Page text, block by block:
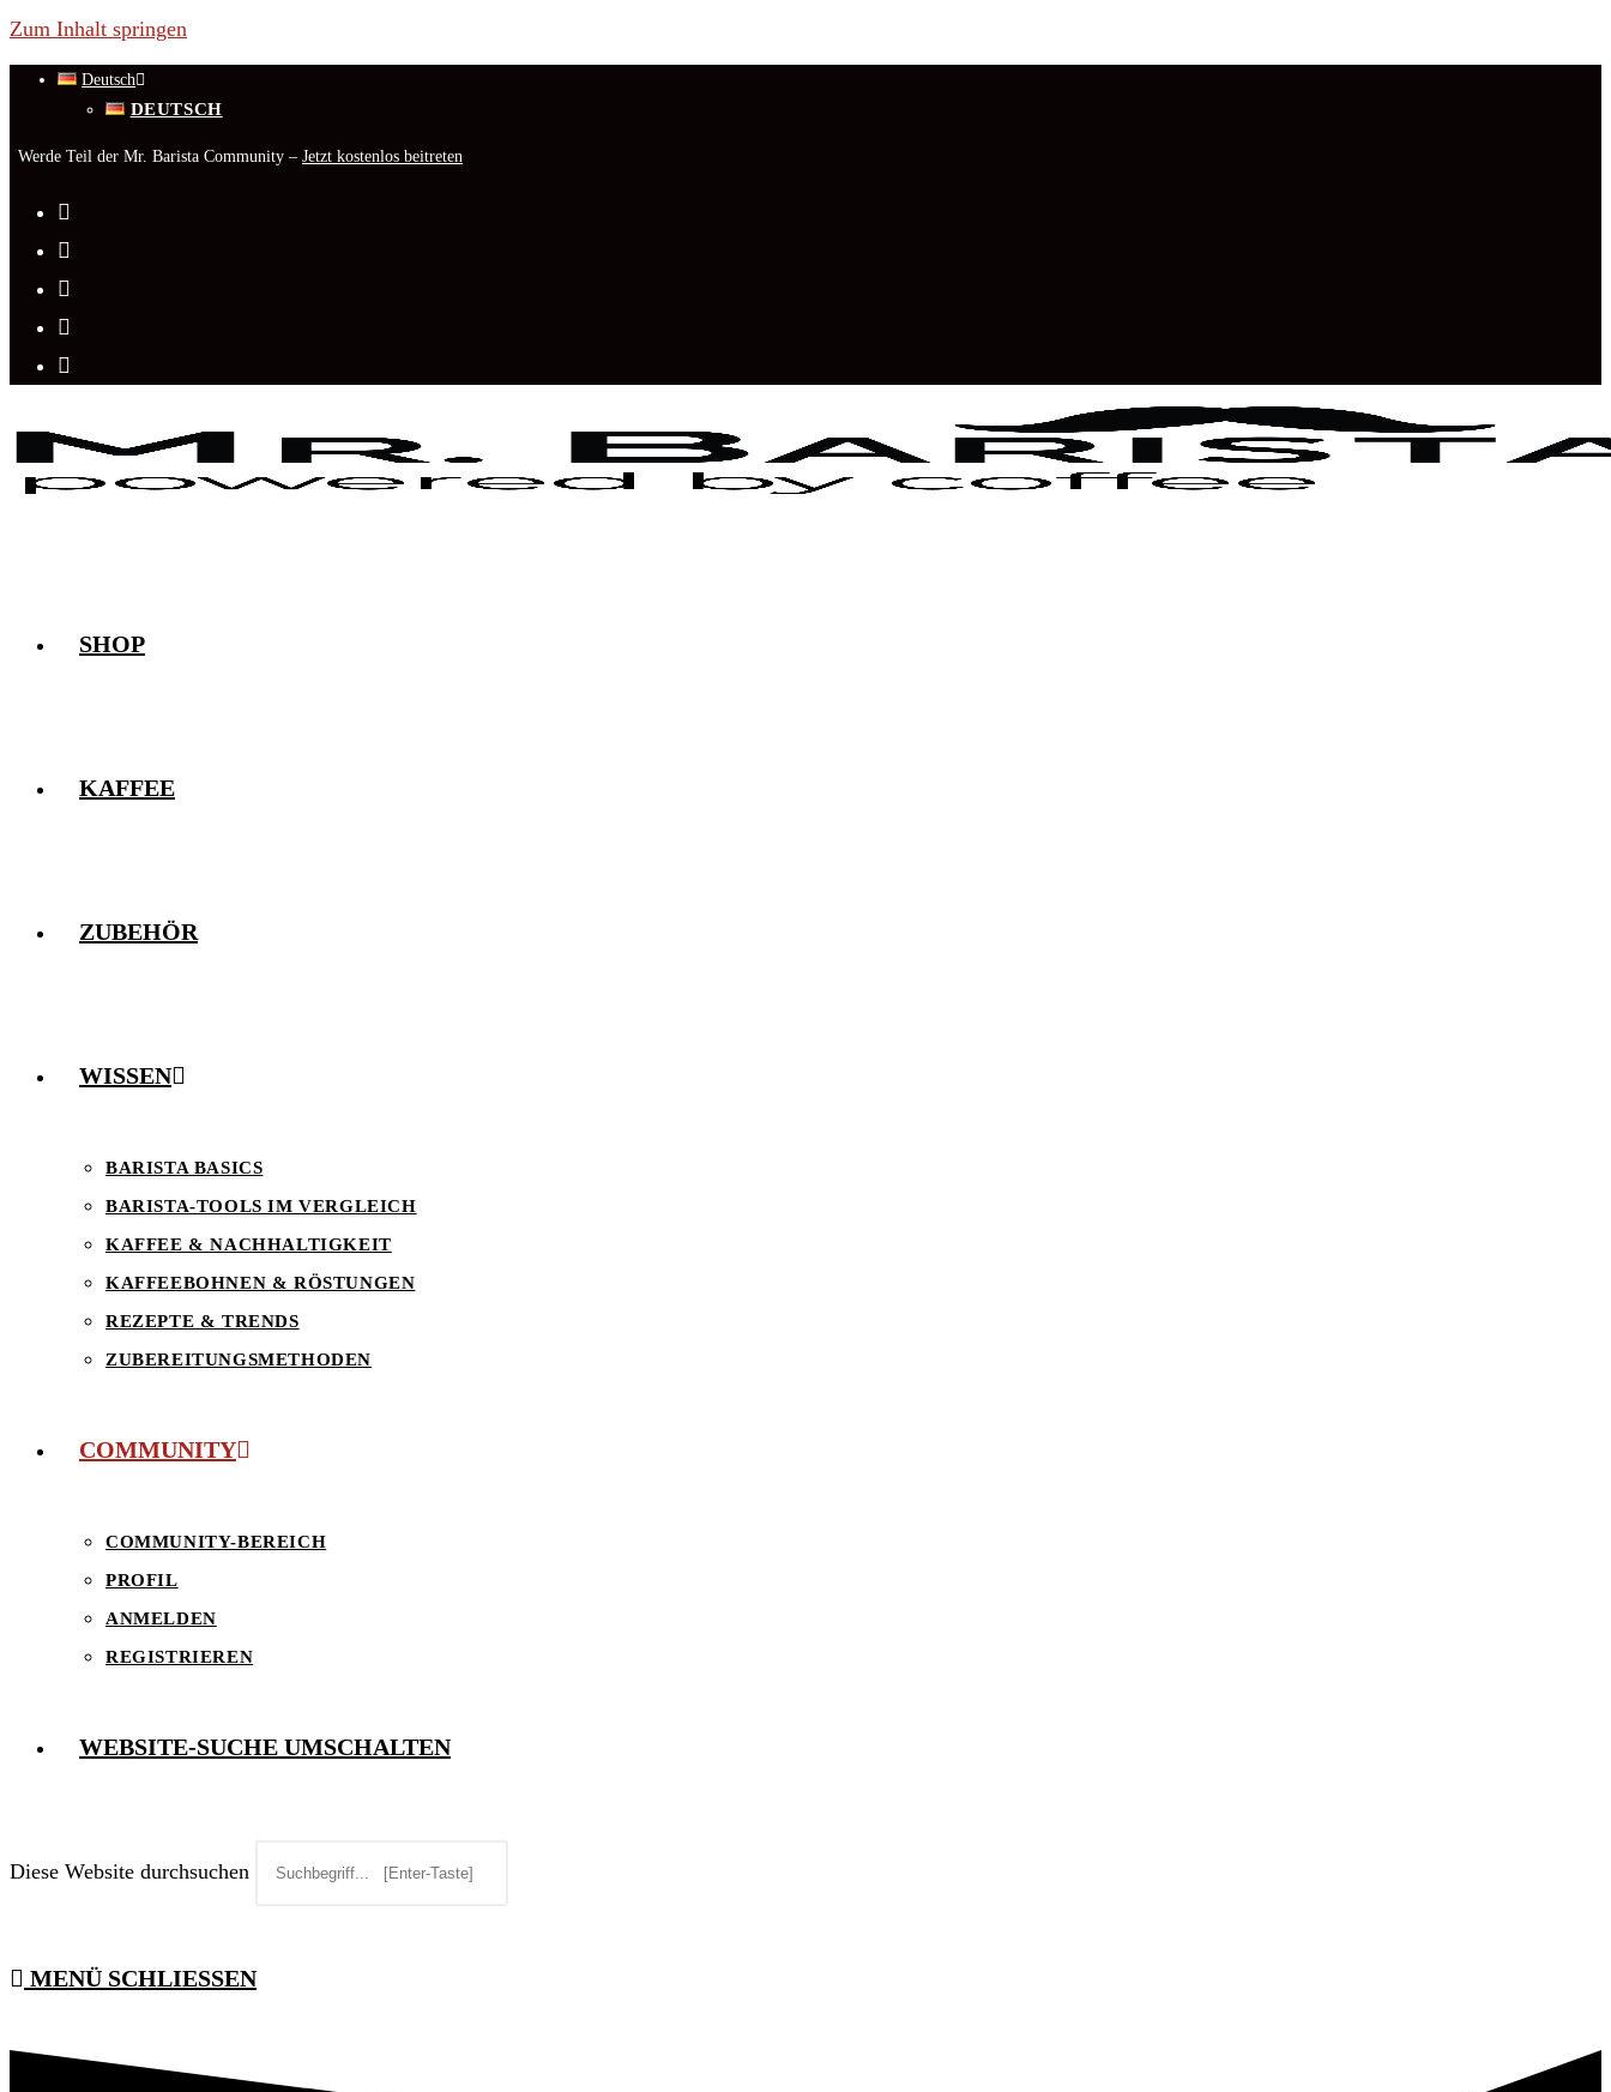
Zum Inhalt springen
Deutsch
DEUTSCH
Werde Teil der Mr. Barista Community – Jetzt kostenlos beitreten
SHOP
KAFFEE
ZUBEHÖR
WISSEN
BARISTA BASICS
BARISTA-TOOLS IM VERGLEICH
KAFFEE & NACHHALTIGKEIT
KAFFEEBOHNEN & RÖSTUNGEN
REZEPTE & TRENDS
ZUBEREITUNGSMETHODEN
COMMUNITY
COMMUNITY-BEREICH
PROFIL
ANMELDEN
REGISTRIEREN
WEBSITE-SUCHE UMSCHALTEN
Diese Website durchsuchen
MENÜ SCHLIESSEN